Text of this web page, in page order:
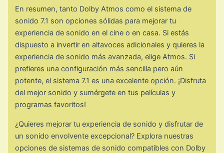
En resumen, tanto Dolby Atmos como el sistema de
sonido 7.1 son opciones sólidas para mejorar tu
experiencia de sonido en el cine o en casa. Si estás
dispuesto a invertir en altavoces adicionales y quieres la
experiencia de sonido más avanzada, elige Atmos. Si
prefieres una configuración más sencilla pero aún
potente, el sistema 7.1 es una excelente opción. ¡Disfruta
del mejor sonido y sumérgete en tus películas y
programas favoritos!
¿Quieres mejorar tu experiencia de sonido y disfrutar de
un sonido envolvente excepcional? Explora nuestras
opciones de sistemas de sonido compatibles con Dolby